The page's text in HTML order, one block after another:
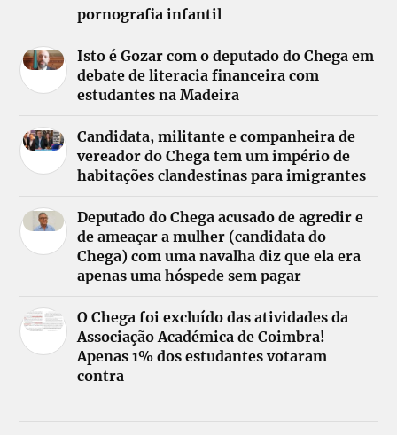
pornografia infantil
Isto é Gozar com o deputado do Chega em
debate de literacia financeira com
estudantes na Madeira
Candidata, militante e companheira de
vereador do Chega tem um império de
habitações clandestinas para imigrantes
Deputado do Chega acusado de agredir e
de ameaçar a mulher (candidata do
Chega) com uma navalha diz que ela era
apenas uma hóspede sem pagar
O Chega foi excluído das atividades da
Associação Académica de Coimbra!
Apenas 1% dos estudantes votaram
contra